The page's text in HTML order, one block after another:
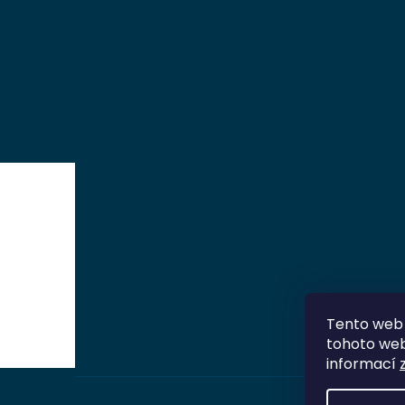
Tento
tohoto
informací